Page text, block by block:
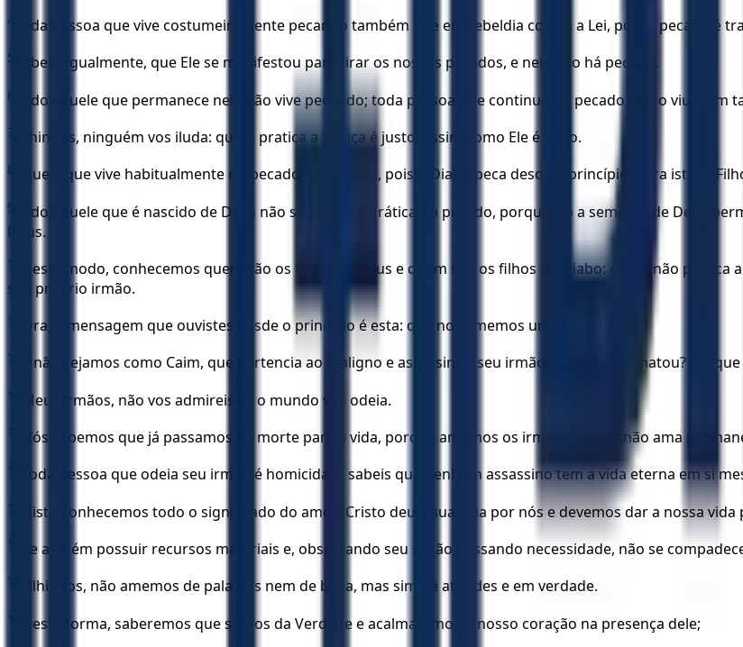
4 Toda pessoa que vive costumeiramente pecando também vive em rebeldia contra a Lei, pois o pecado é
5 Sabeis, igualmente, que Ele se manifestou para tirar os nossos pecados, e nele não há pecado.
6 Todo aquele que permanece nele não vive pecando; toda pessoa que continua no pecado não o viu, nem
7 Filhinhos, ninguém vos iluda: quem pratica a justiça é justo, assim como Ele é justo.
8 Aquele que vive habitualmente no pecado é do Diabo, pois o Diabo peca desde o princípio. Para isto, o
9
Todo aquele que é nascido de Deus não se dedica à prática do pecado, porquanto a semente de Deus
Deus.
10
Deste modo, conhecemos quem são os filhos de Deus e quem são os filhos do Diabo: quem não pratica
seu próprio irmão.
11 Ora, a mensagem que ouvistes desde o princípio é esta: que nos amemos uns aos outros.
12 E não sejamos como Caim, que pertencia ao Maligno e assassinou seu irmão. E por que o matou?
13 Meus irmãos, não vos admireis se o mundo vos odeia.
14 Nós sabemos que já passamos da morte para a vida, porque amamos os irmãos. Quem não ama
15 Toda pessoa que odeia seu irmão é homicida, e sabeis que nenhum assassino tem a vida eterna em si
16 Nisto conhecemos todo o significado do amor: Cristo deu a sua vida por nós e devemos dar a nossa
17 Se alguém possuir recursos materiais e, observando seu irmão passando necessidade, não se
18 Filhinhos, não amemos de palavras nem de boca, mas sim de atitudes e em verdade.
19 Desta forma, saberemos que somos da Verdade e acalmaremos o nosso coração na presença dele;